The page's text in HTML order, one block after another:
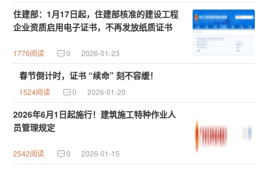
住建部：1月17日起，住建部核准的建设工程
企业资质启用电子证书，不再发放纸质证书
1776阅读 0 2026-01-23
春节倒计时，证书 “续命” 刻不容缓！
1524阅读 0 2026-01-20
2026年6月1日起施行！建筑施工特种作业人
员管理规定
2542阅读 0 2026-01-15